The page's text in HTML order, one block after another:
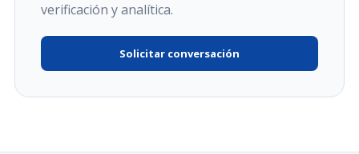
verificación y analítica.
Solicitar conversación